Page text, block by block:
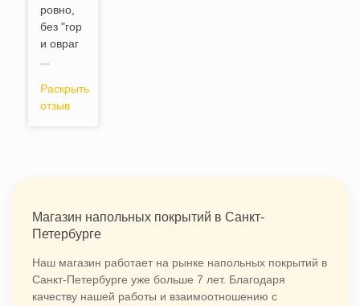
ровно,
без "гор
и овраг
Раскрыть
отзыв
Магазин напольных покрытий в Санкт-
Петербурге
Наш магазин работает на рынке напольных покрытий в
Санкт-Петербурге уже больше 7 лет. Благодаря
качеству нашей работы и взаимоотношению с